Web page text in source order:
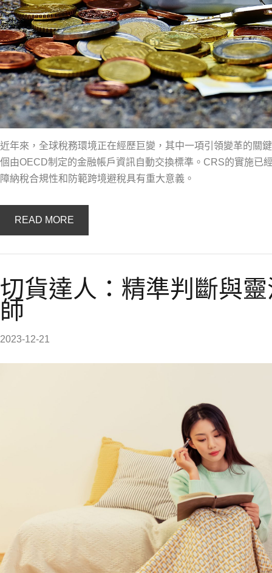
近年來，全球稅務環境正在經歷巨變，其中一項引領變革的關
個由OECD制定的金融帳戶資訊自動交換標準。CRS的實施已
障納稅合規性和防範跨境避稅具有重大意義。
READ MORE
切貨達人：精準判斷與
師
2023-12-21